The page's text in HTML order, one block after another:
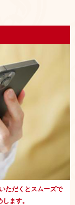
ただくとスムーズで
ます。